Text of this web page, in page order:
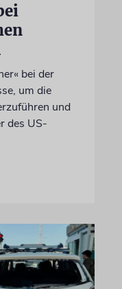
bei der
um die
und
des US-